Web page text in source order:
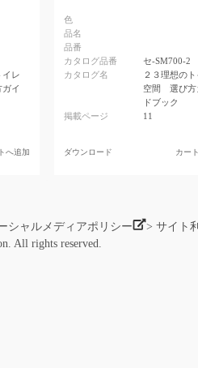
イレ
イ
へ追加
色
品名
品番
カタログ品番
セ-SM700-2
カタログ名
２３理想の
空間 選び方
ドブック
掲載ページ
11
ダウンロード カー
シャルメディアポリシー
> サイト
All rights reserved.